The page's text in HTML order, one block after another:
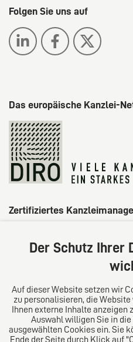
Folgen Sie uns auf
Das europäische Kanzlei-
Zertifiziertes
Der Schutz Ihrer
Auf dieser Website setzen wir
zu personalisieren, die
Ihnen externe Inhalte
Auswahl willigen Sie in die
ausgewählten Cookies ein. Sie
Ende der Seite durch Klick auf